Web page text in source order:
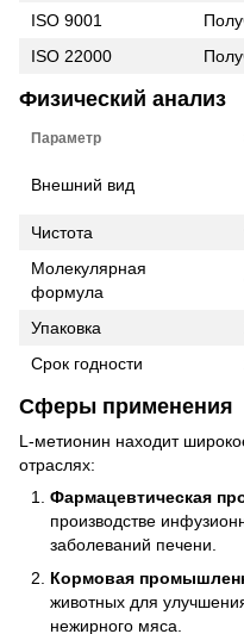
ISO 9001
ISO 22000
Физический анализ
Параметр
Внешний вид
Чистота
Молекулярная
формула
Упаковка
Срок годности
Сферы применения
L-метионин находит
отраслях:
Фармацевтическая
производстве
заболеваний печени.
Кормовая
животных для
нежирного мяса.